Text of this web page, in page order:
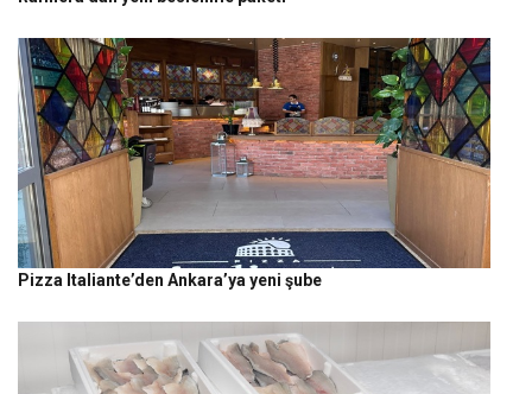
Pizza Italiante’den Ankara’ya yeni şube